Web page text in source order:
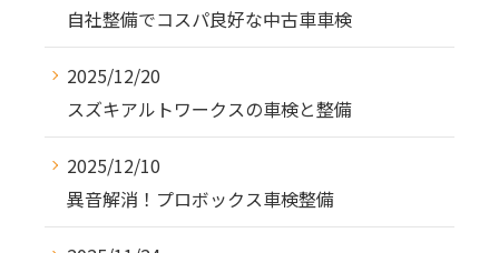
自社整備でコスパ良好な中古車車検
2025/12/20
スズキアルトワークスの車検と整備
2025/12/10
異音解消！プロボックス車検整備